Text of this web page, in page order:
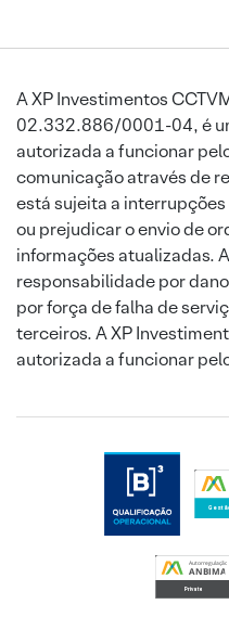
A XP Investimentos
02.332.886/0001-04, é
autorizada a funcionar
comunicação através de
está sujeita a
ou prejudicar o envio de
informações atualizadas.
responsabilidade por
por força de falha de
terceiros. A XP
autorizada a funcionar